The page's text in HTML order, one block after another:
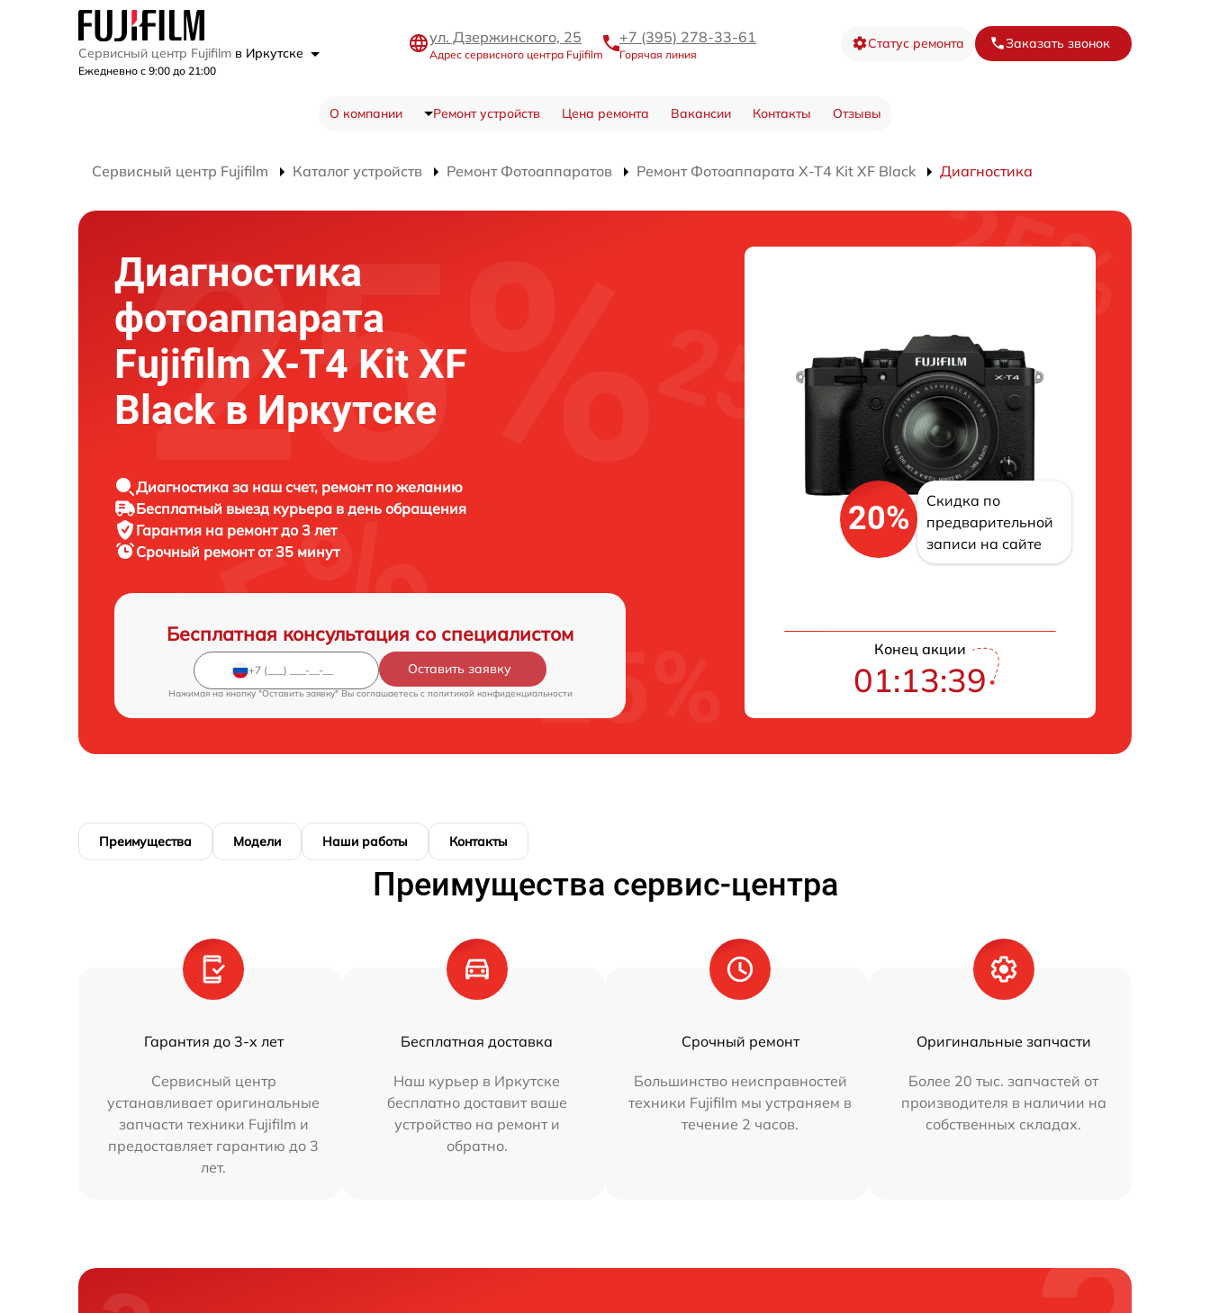
Сервисный центр Fujifilm в Иркутске
Ежедневно с 9:00 до 21:00
ул. Дзержинского, 25
Адрес сервисного центра Fujifilm
+7 (395) 278-33-61
Горячая линия
Статус ремонта Заказать звонок
О компании Ремонт устройств Цена ремонта Вакансии Контакты Отзывы
Сервисный центр Fujifilm Каталог устройств Ремонт Фотоаппаратов Ремонт Фотоаппарата X-T4 Kit XF Black Диагностика
Диагностика
фотоаппарата
Fujifilm X-T4 Kit XF
Black в Иркутске
Диагностика за наш счет, ремонт по желанию
Бесплатный выезд курьера в день обращения
Гарантия на ремонт до 3 лет
Срочный ремонт от 35 минут
Бесплатная консультация со специалистом
Оставить заявку
Нажимая на кнопку "Оставить заявку" Вы соглашаетесь c политикой конфиденциальности
20%
Скидка по
предварительной
записи на сайте
Конец акции
01:13:38
Преимущества Модели Наши работы Контакты
Преимущества сервис-центра
Гарантия до 3-х лет
Сервисный центр
устанавливает оригинальные
запчасти техники Fujifilm и
предоставляет гарантию до 3
лет.
Бесплатная доставка
Наш курьер в Иркутске
бесплатно доставит ваше
устройство на ремонт и
обратно.
Срочный ремонт
Большинство неисправностей
техники Fujifilm мы устраняем в
течение 2 часов.
Оригинальные запчасти
Более 20 тыс. запчастей от
производителя в наличии на
собственных складах.